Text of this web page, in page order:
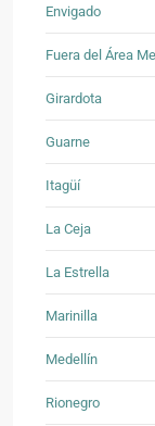
Envigado
Fuera del Área
Girardota
Guarne
Itagüí
La Ceja
La Estrella
Marinilla
Medellín
Rionegro